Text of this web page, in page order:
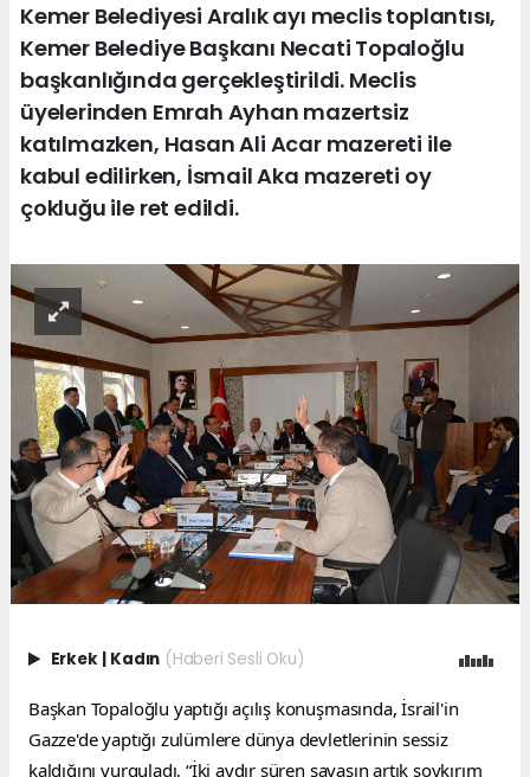
Kemer Belediyesi Aralık ayı meclis toplantısı,
Kemer Belediye Başkanı Necati Topaloğlu
başkanlığında gerçekleştirildi. Meclis
üyelerinden Emrah Ayhan mazertsiz
katılmazken, Hasan Ali Acar mazereti ile
kabul edilirken, İsmail Aka mazereti oy
çokluğu ile ret edildi.
Erkek | Kadın (Haberi Sesli Oku)
Başkan Topaloğlu yaptığı açılış konuşmasında, İsrail'in
Gazze'de yaptığı zulümlere dünya devletlerinin sessiz
kaldığını vurguladı, “İki aydır süren savaşın artık soykırım